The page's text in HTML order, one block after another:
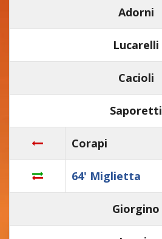
Adorni
Lucarelli
Cacioli
Saporetti
Corapi
64' Miglietta
Giorgino